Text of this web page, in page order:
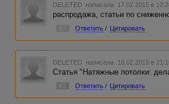
DELETED написала 17.02.2015 в
распродажа, статьи по
Ответить / Цитировать
DELETED написала 18.02.2015 в
Статья "Натяжные потолки:
Ответить / Цитировать